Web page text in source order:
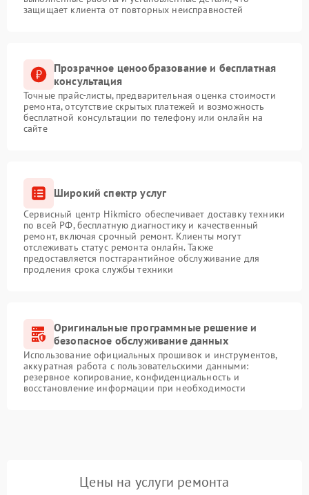
защищает клиента от повторных неисправностей
Прозрачное ценообразование и бесплатная
консультация
Точные прайс-листы, предварительная оценка стоимости
ремонта, отсутствие скрытых платежей и возможность
бесплатной консультации по телефону или онлайн на
сайте
Широкий спектр услуг
Сервисный центр Hikmicro обеспечивает доставку техники
по всей РФ, бесплатную диагностику и качественный
ремонт, включая срочный ремонт. Клиенты могут
отслеживать статус ремонта онлайн. Также
предоставляется постгарантийное обслуживание для
продления срока службы техники
Оригинальные программные решение и
безопасное обслуживание данных
Использование официальных прошивок и инструментов,
аккуратная работа с пользовательскими данными:
резервное копирование, конфиденциальность и
восстановление информации при необходимости
Цены на услуги ремонта